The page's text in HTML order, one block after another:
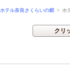
ホテル奈良さくらいの郷 > ホ
クリ